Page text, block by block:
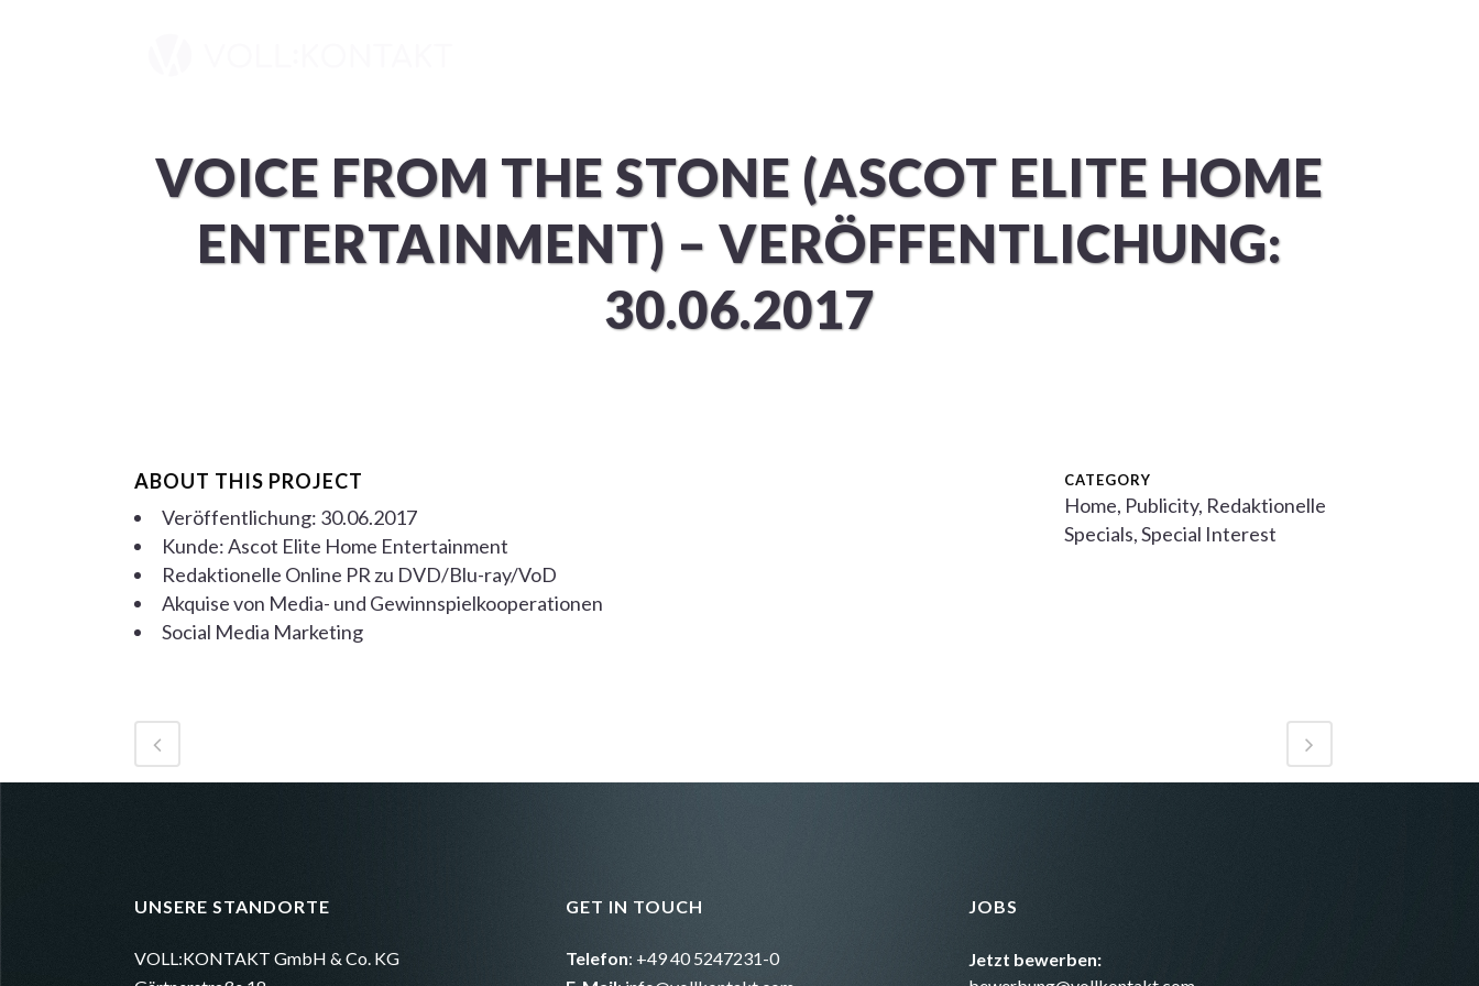
VOICE FROM THE STONE (ASCOT ELITE HOME
ENTERTAINMENT) – VERÖFFENTLICHUNG:
30.06.2017
ABOUT THIS PROJECT
Veröffentlichung: 30.06.2017
Kunde: Ascot Elite Home Entertainment
Redaktionelle Online PR zu DVD/Blu-ray/VoD
Akquise von Media- und Gewinnspielkooperationen
Social Media Marketing
CATEGORY
Home, Publicity, Redaktionelle
Specials, Special Interest
UNSERE STANDORTE
VOLL:KONTAKT GmbH & Co. KG
GET IN TOUCH
Telefon: +49 40 5247231-0
JOBS
Jetzt bewerben: